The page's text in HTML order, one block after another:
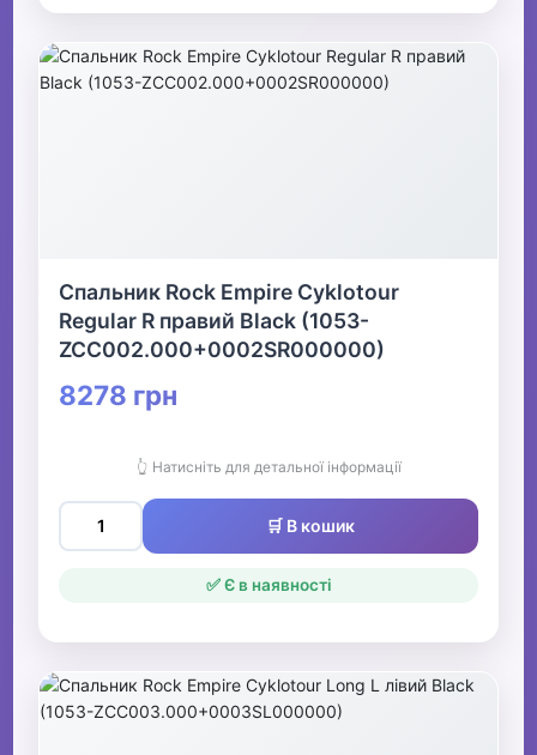
Спальник Rock Empire Cyklotour
Regular R правий Black (1053-
ZCC002.000+0002SR000000)
8278 грн
👆 Натисніть для детальної інформації
🛒 В кошик
✅ Є в наявності